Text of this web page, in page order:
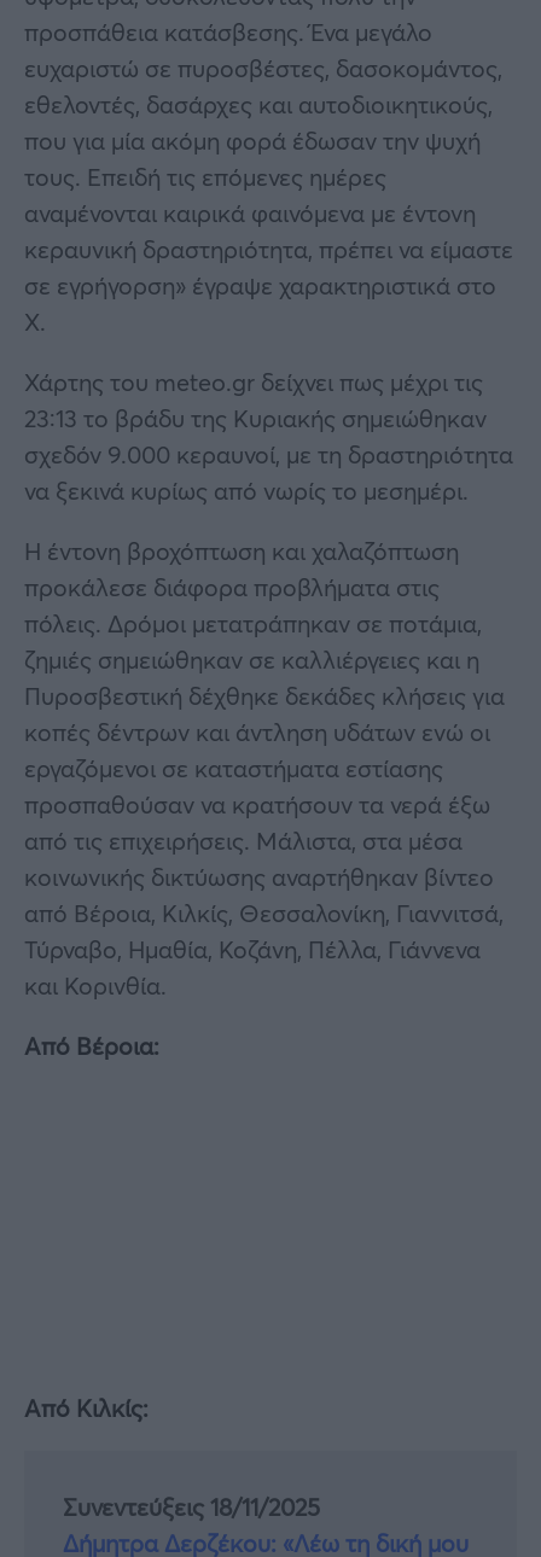
προσπάθεια κατάσβεσης. Ένα μεγάλο
ευχαριστώ σε πυροσβέστες, δασοκομάντος,
εθελοντές, δασάρχες και αυτοδιοικητικούς,
που για μία ακόμη φορά έδωσαν την ψυχή
τους. Επειδή τις επόμενες ημέρες
αναμένονται καιρικά φαινόμενα με έντονη
κεραυνική δραστηριότητα, πρέπει να είμαστε
σε εγρήγορση» έγραψε χαρακτηριστικά στο
Χ.
Χάρτης του meteo.gr δείχνει πως μέχρι τις
23:13 το βράδυ της Κυριακής σημειώθηκαν
σχεδόν 9.000 κεραυνοί, με τη δραστηριότητα
να ξεκινά κυρίως από νωρίς το μεσημέρι.
Η έντονη βροχόπτωση και χαλαζόπτωση
προκάλεσε διάφορα προβλήματα στις
πόλεις. Δρόμοι μετατράπηκαν σε ποτάμια,
ζημιές σημειώθηκαν σε καλλιέργειες και η
Πυροσβεστική δέχθηκε δεκάδες κλήσεις για
κοπές δέντρων και άντληση υδάτων ενώ οι
εργαζόμενοι σε καταστήματα εστίασης
προσπαθούσαν να κρατήσουν τα νερά έξω
από τις επιχειρήσεις. Μάλιστα, στα μέσα
κοινωνικής δικτύωσης αναρτήθηκαν βίντεο
από Βέροια, Κιλκίς, Θεσσαλονίκη, Γιαννιτσά,
Τύρναβο, Ημαθία, Κοζάνη, Πέλλα, Γιάννενα
και Κορινθία.
Από Βέροια:
Από Κιλκίς:
Συνεντεύξεις 18/11/2025
Δήμητρα Δερζέκου: «Λέω τη δική μου